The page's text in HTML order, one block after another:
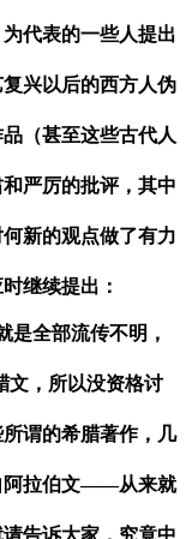
代表的一些人提出
兴以后的西方人伪
（甚至这些古代人
严厉的批评，其中
新的观点做了有力
继续提出：
是全部流传不明，
文，所以没资格讨
谓的希腊著作，几
阿拉伯文——从来就